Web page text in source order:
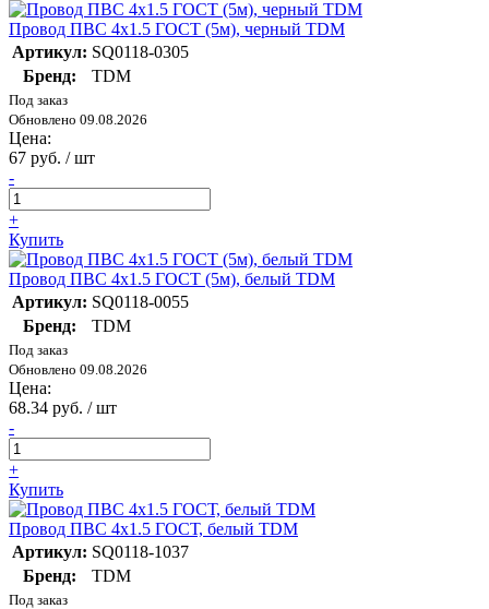
Провод ПВС 4х1.5 ГОСТ (5м), черный TDM
Артикул: SQ0118-0305
Бренд:
TDM
Под заказ
Обновлено 09.08.2026
Цена:
67 руб. / шт
-
+
Купить
Провод ПВС 4х1.5 ГОСТ (5м), белый TDM
Артикул: SQ0118-0055
Бренд:
TDM
Под заказ
Обновлено 09.08.2026
Цена:
68.34 руб. / шт
-
+
Купить
Провод ПВС 4х1.5 ГОСТ, белый TDM
Артикул: SQ0118-1037
Бренд:
TDM
Под заказ